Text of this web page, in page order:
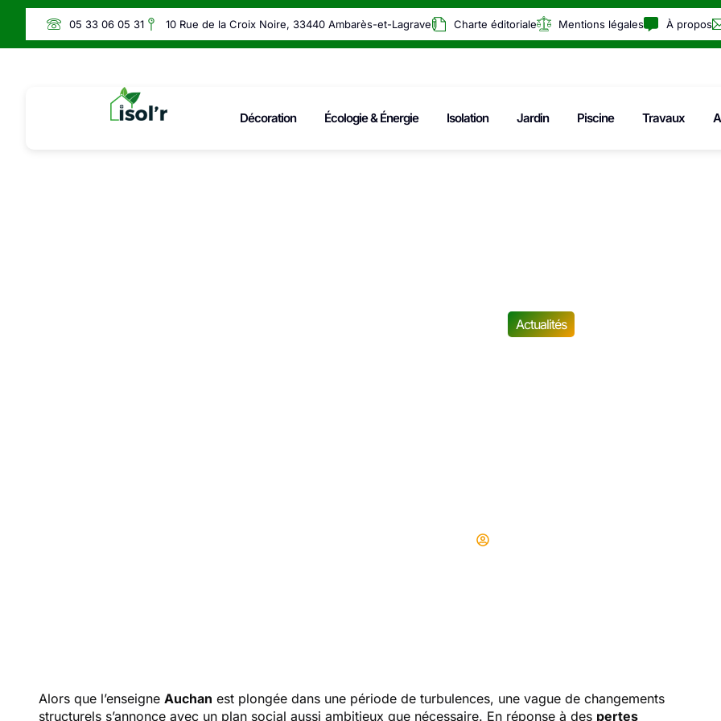
05 33 06 05 31 10 Rue de la Croix Noire, 33440 Ambarès-et-Lagrave Charte éditoriale Mentions légales À propos
Décoration Écologie & Énergie Isolation Jardin Piscine Travaux
Actualités
Alors que l’enseigne Auchan est plongée dans une période de turbulences, une vague de changements
structurels s’annonce avec un plan social aussi ambitieux que nécessaire. En réponse à des pertes